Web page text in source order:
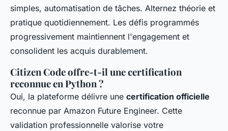
simples, automatisation de tâches. Alternez théorie et
pratique quotidiennement. Les défis programmés
progressivement maintiennent l'engagement et
consolident les acquis durablement.
Citizen Code offre-t-il une certification
reconnue en Python ?
Oui, la plateforme délivre une certification officielle
reconnue par Amazon Future Engineer. Cette
validation professionnelle valorise votre